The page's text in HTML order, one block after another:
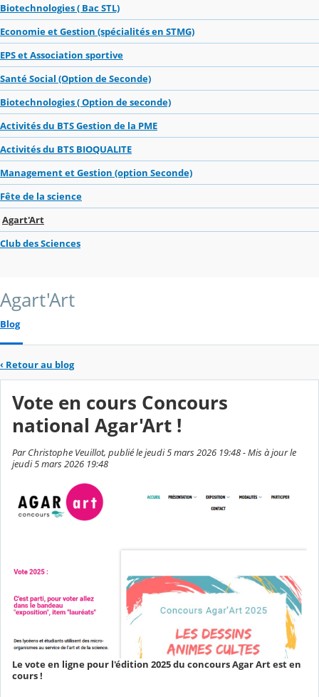
Biotechnologies ( Bac STL)
Economie et Gestion (spécialités en STMG)
EPS et Association sportive
Santé Social (Option de Seconde)
Biotechnologies ( Option de seconde)
Activités du BTS Gestion de la PME
Activités du BTS BIOQUALITE
Management et Gestion (option Seconde)
Fête de la science
Agart'Art
Club des Sciences
Agart'Art
Blog
‹ Retour au blog
Vote en cours Concours
national Agar'Art !
Par Christophe Veuillot, publié le jeudi 5 mars 2026 19:48 - Mis à jour le
jeudi 5 mars 2026 19:48
Le vote en ligne pour l'édition 2025 du concours Agar Art est en
cours !